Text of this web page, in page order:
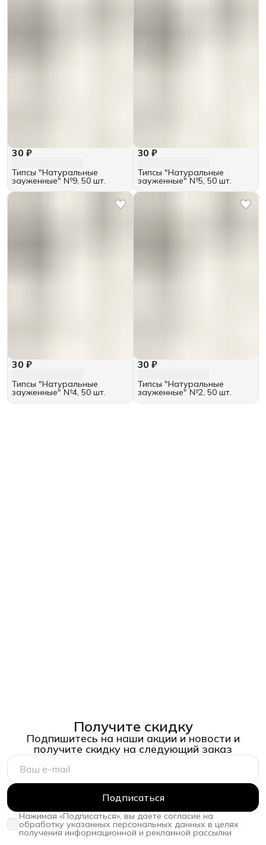
30 ₽
Типсы "Натуральные
зауженные" №9, 50 шт.
30 ₽
Типсы "Натуральные
зауженные" №5, 50 шт.
30 ₽
Типсы "Натуральные
зауженные" №4, 50 шт.
30 ₽
Типсы "Натуральные
зауженные" №2, 50 шт.
Получите скидку
Подпишитесь на наши акции и новости и
получите скидку на следующий заказ
Подписаться
Нажимая «Подписаться», вы даете согласие на
обработку указанных персональных данных в целях
получения информационной и рекламной рассылки